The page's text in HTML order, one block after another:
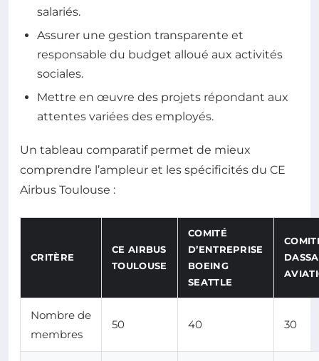
salariés.
Assurer une gestion transparente et
responsable du budget alloué aux activités
sociales.
Mettre en œuvre des projets répondant aux
attentes variées des employés.
Un tableau comparatif permet de mieux
comprendre l’ampleur et les spécificités du CE
Airbus Toulouse :
CRITÈRE
CE AIRBUS
TOULOUSE
COMITÉ
D’ENTREPRISE
BOEING
SEATTLE
Nombre de
membres
50 40 30